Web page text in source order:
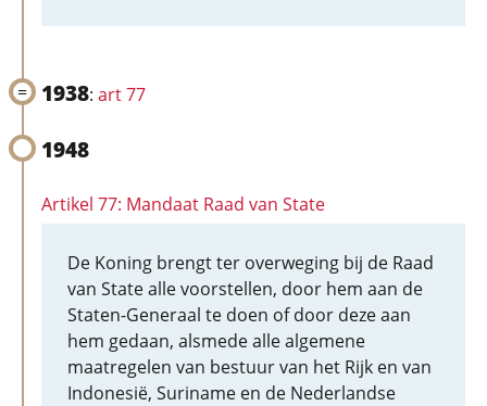
1938: art 77
1948
Artikel 77: Mandaat Raad van State
De Koning brengt ter overweging bij de Raad
van State alle voorstellen, door hem aan de
Staten-Generaal te doen of door deze aan
hem gedaan, alsmede alle algemene
maatregelen van bestuur van het Rijk en van
Indonesië, Suriname en de Nederlandse